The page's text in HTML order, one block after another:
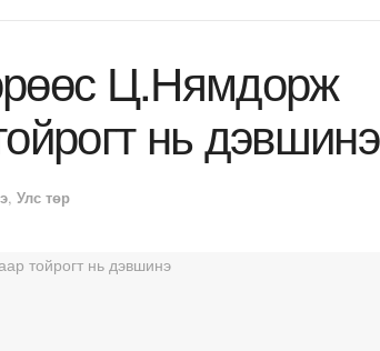
Ц.Нямдорж
нь дэвшинэ
, Улс төр